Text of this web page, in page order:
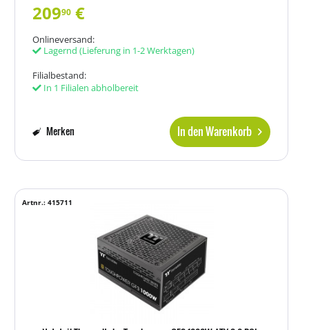
20990 €
Onlineversand:
Lagernd (Lieferung in 1-2 Werktagen)
Filialbestand:
In 1 Filialen abholbereit
In den Warenkorb
Merken
Artnr.: 415711